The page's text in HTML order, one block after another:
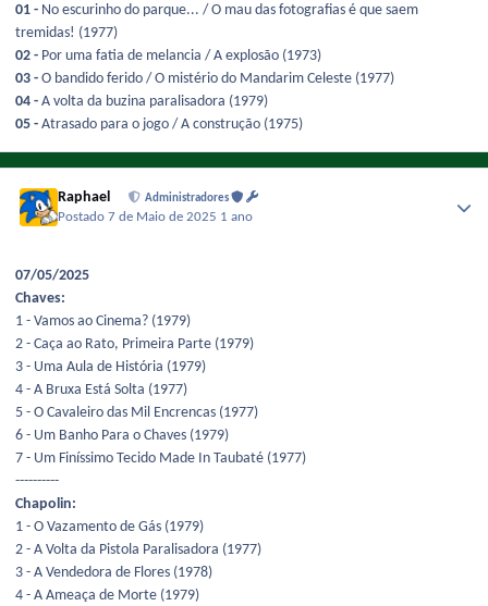
01 - No escurinho do parque... / O mau das fotografias é que saem
tremidas! (1977)
02 - Por uma fatia de melancia / A explosão (1973)
03 - O bandido ferido / O mistério do Mandarim Celeste (1977)
04 - A volta da buzina paralisadora (1979)
05 - Atrasado para o jogo / A construção (1975)
Raphael Administradores
Postado 7 de Maio de 2025 1 ano
07/05/2025
Chaves:
1 - Vamos ao Cinema? (1979)
2 - Caça ao Rato, Primeira Parte (1979)
3 - Uma Aula de História (1979)
4 - A Bruxa Está Solta (1977)
5 - O Cavaleiro das Mil Encrencas (1977)
6 - Um Banho Para o Chaves (1979)
7 - Um Finíssimo Tecido Made In Taubaté (1977)
----------
Chapolin:
1 - O Vazamento de Gás (1979)
2 - A Volta da Pistola Paralisadora (1977)
3 - A Vendedora de Flores (1978)
4 - A Ameaça de Morte (1979)